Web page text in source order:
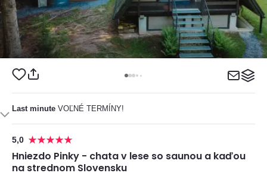
Last minute VOĽNÉ TERMÍNY!
5,0
Hniezdo Pinky - chata v lese so saunou a kaďou
na strednom Slovensku